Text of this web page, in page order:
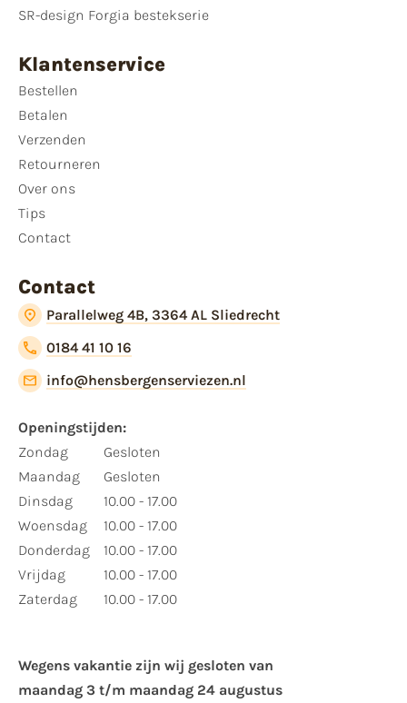
SR-design Forgia bestekserie
Klantenservice
Bestellen
Betalen
Verzenden
Retourneren
Over ons
Tips
Contact
Contact
Parallelweg 4B, 3364 AL Sliedrecht
0184 41 10 16
info@hensbergenserviezen.nl
Openingstijden:
Zondag
Maandag
Dinsdag
Woensdag
Donderdag
Vrijdag
Zaterdag
Gesloten
Gesloten
10.00 - 17.00
10.00 - 17.00
10.00 - 17.00
10.00 - 17.00
10.00 - 17.00
Wegens vakantie zijn wij gesloten van ​
maandag 3 t/m maandag 24 augustus